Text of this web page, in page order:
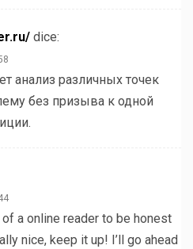
dice:
анализ различных точек
без призыва к одной
of a online reader to be honest
nice, keep it up! I’ll go ahead